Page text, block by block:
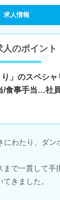
求人情報
人のポイント
」のスペシャ
/食事手当…社
にわたり、ダン
で一貫して手
きました。